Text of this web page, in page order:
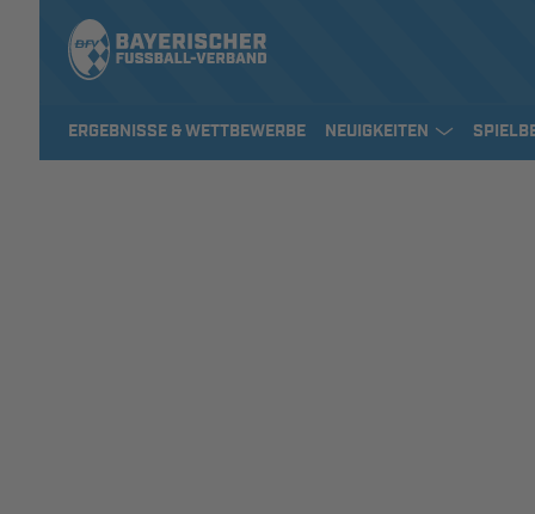
ERGEBNISSE & WETTBEWERBE NEUIGKEITEN